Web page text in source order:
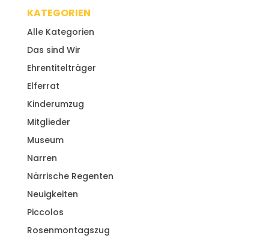
KATEGORIEN
Alle Kategorien
Das sind Wir
Ehrentitelträger
Elferrat
Kinderumzug
Mitglieder
Museum
Narren
Närrische Regenten
Neuigkeiten
Piccolos
Rosenmontagszug